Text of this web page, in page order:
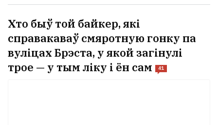
Хто быў той байкер, які
справакаваў смяротную гонку па
вуліцах Брэста, у якой загінулі
трое — у тым ліку і ён сам
41